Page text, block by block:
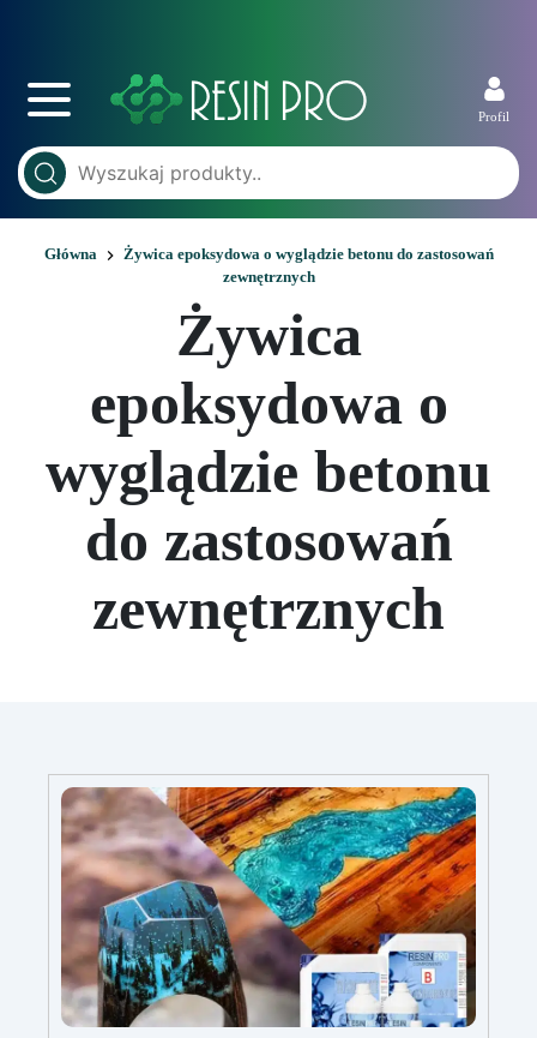
Profil
Główna
Żywica epoksydowa o wyglądzie betonu do zastosowań
zewnętrznych
Żywica
epoksydowa o
wyglądzie betonu
do zastosowań
zewnętrznych